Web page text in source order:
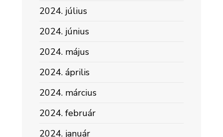
2024. július
2024. június
2024. május
2024. április
2024. március
2024. február
2024. január